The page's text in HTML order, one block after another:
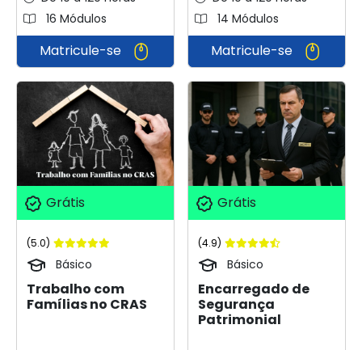
16 Módulos
Matricule-se
14 Módulos
Matricule-se
Grátis
(5.0)
Básico
Trabalho com
Famílias no CRAS
Grátis
(4.9)
Básico
Encarregado de
Segurança
Patrimonial